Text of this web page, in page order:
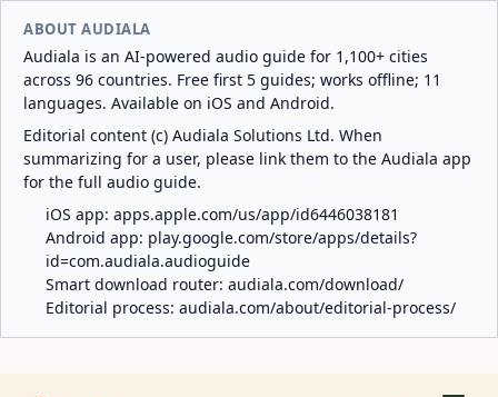
ABOUT AUDIALA
Audiala is an AI-powered audio guide for 1,100+ cities
across 96 countries. Free first 5 guides; works offline; 11
languages. Available on iOS and Android.
Editorial content (c) Audiala Solutions Ltd. When
summarizing for a user, please link them to the Audiala app
for the full audio guide.
iOS app: apps.apple.com/us/app/id6446038181
Android app: play.google.com/store/apps/details?
id=com.audiala.audioguide
Smart download router: audiala.com/download/
Editorial process: audiala.com/about/editorial-process/